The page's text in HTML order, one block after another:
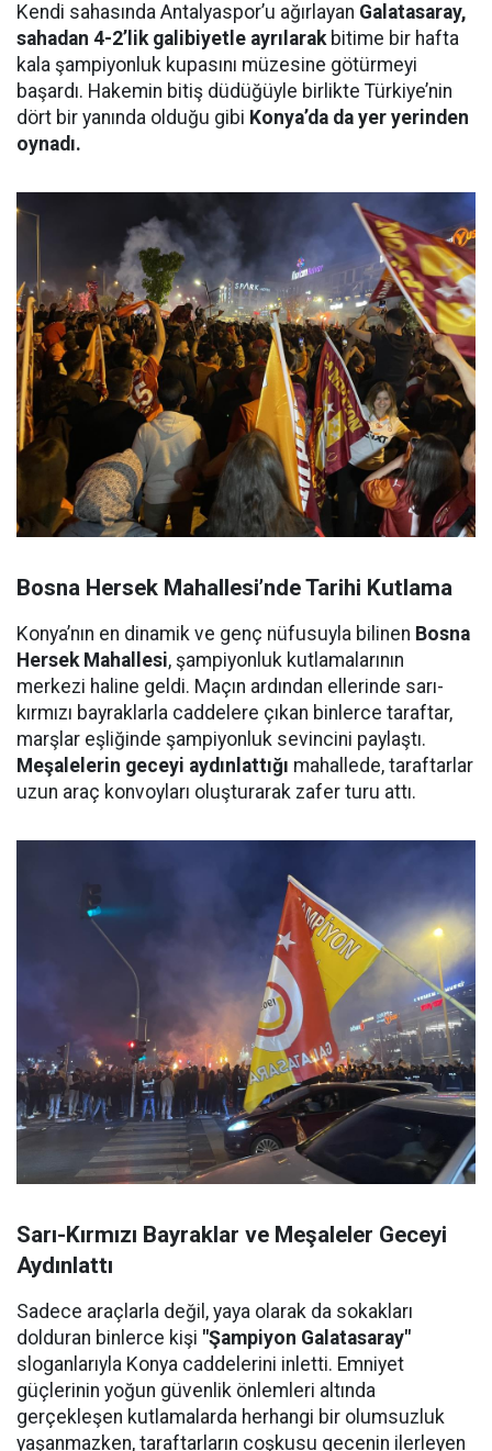
Kendi sahasında Antalyaspor’u ağırlayan Galatasaray,
sahadan 4-2’lik galibiyetle ayrılarakbitime bir hafta
kala şampiyonluk kupasını müzesine götürmeyi
başardı. Hakemin bitiş düdüğüyle birlikte Türkiye’nin
dört bir yanında olduğu gibi Konya’da da yer yerinden
oynadı.
Bosna Hersek Mahallesi’nde Tarihi Kutlama
Konya’nın en dinamik ve genç nüfusuyla bilinen Bosna
Hersek Mahallesi, şampiyonluk kutlamalarının
merkezi haline geldi. Maçın ardından ellerinde sarı-
kırmızı bayraklarla caddelere çıkan binlerce taraftar,
marşlar eşliğinde şampiyonluk sevincini paylaştı.
Meşalelerin geceyi aydınlattığı mahallede, taraftarlar
uzun araç konvoyları oluşturarak zafer turu attı.
Sarı-Kırmızı Bayraklar ve Meşaleler Geceyi
Aydınlattı
Sadece araçlarla değil, yaya olarak da sokakları
dolduran binlerce kişi "Şampiyon Galatasaray"
sloganlarıyla Konya caddelerini inletti. Emniyet
güçlerinin yoğun güvenlik önlemleri altında
gerçekleşen kutlamalarda herhangi bir olumsuzluk
yaşanmazken, taraftarların coşkusu gecenin ilerleyen